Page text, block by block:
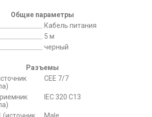
Общие параметры
Кабель питания
5 м
черный
Разъемы
CEE 7/7
IEC 320 C13
(источник
Male